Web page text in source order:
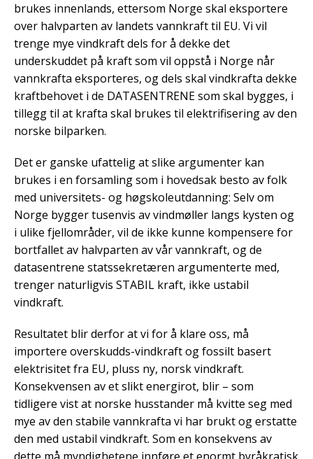
brukes innenlands, ettersom Norge skal eksportere
over halvparten av landets vannkraft til EU. Vi vil
trenge mye vindkraft dels for å dekke det
underskuddet på kraft som vil oppstå i Norge når
vannkrafta eksporteres, og dels skal vindkrafta dekke
kraftbehovet i de DATASENTRENE som skal bygges, i
tillegg til at krafta skal brukes til elektrifisering av den
norske bilparken.
Det er ganske ufattelig at slike argumenter kan
brukes i en forsamling som i hovedsak besto av folk
med universitets- og høgskoleutdanning: Selv om
Norge bygger tusenvis av vindmøller langs kysten og
i ulike fjellområder, vil de ikke kunne kompensere for
bortfallet av halvparten av vår vannkraft, og de
datasentrene statssekretæren argumenterte med,
trenger naturligvis STABIL kraft, ikke ustabil
vindkraft.
Resultatet blir derfor at vi for å klare oss, må
importere overskudds-vindkraft og fossilt basert
elektrisitet fra EU, pluss ny, norsk vindkraft.
Konsekvensen av et slikt energirot, blir – som
tidligere vist at norske husstander må kvitte seg med
mye av den stabile vannkrafta vi har brukt og erstatte
den med ustabil vindkraft. Som en konsekvens av